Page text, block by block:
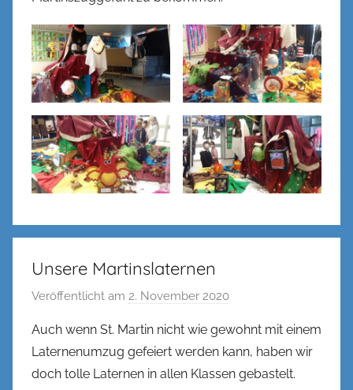
Unsere Martinslaternen
Veröffentlicht am 2. November 2020
n
n
e
Auch wenn St. Martin nicht wie gewohnt mit einem
Laternenumzug gefeiert werden kann, haben wir
doch tolle Laternen in allen Klassen gebastelt.